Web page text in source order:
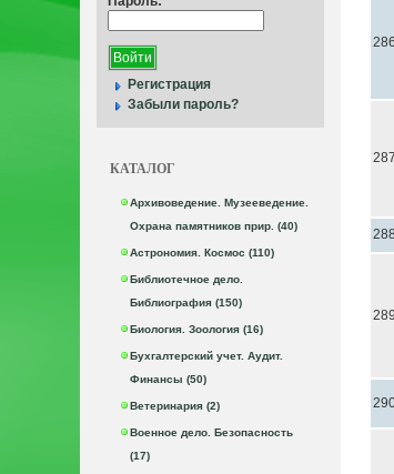
Регистрация
Забыли пароль?
КАТАЛОГ
Архивоведение. Музееведение.
Охрана памятников прир. (40)
Астрономия. Космос (110)
Библиотечное дело.
Библиография (150)
Биология. Зоология (16)
Бухгалтерский учет. Аудит.
Финансы (50)
Ветеринария (2)
Военное дело. Безопасность
(17)
286
287
288
289